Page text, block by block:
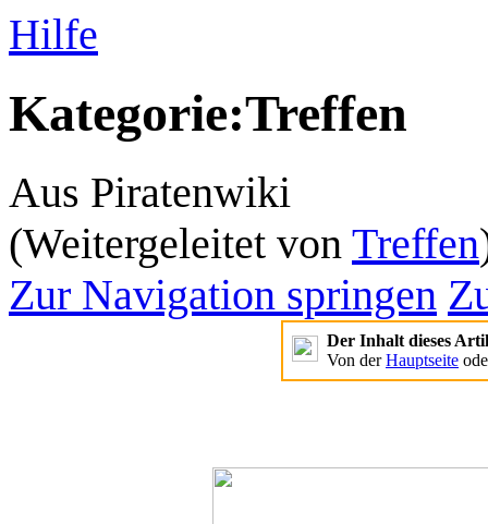
Hilfe
Kategorie:Treffen
Aus Piratenwiki
(Weitergeleitet von Treffen
Zur Navigation springen
Der Inhalt dieses
Von derHauptseite